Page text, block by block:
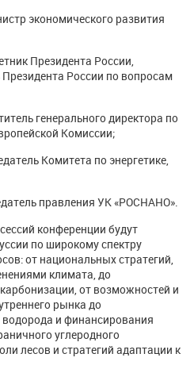
экономического развития
Президента России,
России по вопросам
генерального директора по
Комиссии;
Комитета по энергетике,
правления УК «РОСНАНО».
конференции будут
по широкому спектру
от национальных стратегий,
климата, до
от возможностей и
рынка до
и финансирования
углеродного
лесов и стратегий адаптации к